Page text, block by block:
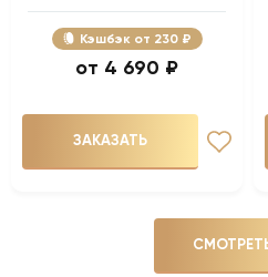
Кэшбэк 230 ₽
4 690 ₽
ЗАКАЗАТЬ